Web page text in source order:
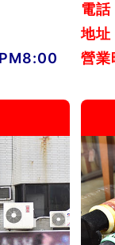
電話
地址
營業